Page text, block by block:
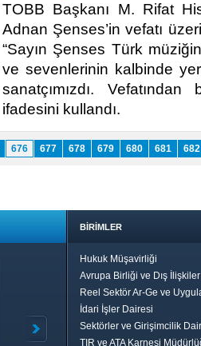
TOBB Başkanı M. Rifat
Adnan Şenses’in vefatı
“Sayın Şenses Türk
ve sevenlerinin kalbinde
sanatçımızdı.
ifadesini kullandı.​
676 677 678 679 680 681 682
BİRİMLER
Hukuk Müşavirliği
Avrupa Birliği ve Dış
Reel Sektör Ar-Ge ve
İdari İşler Dairesi
Sektörler ve Girişimcilik
TIR ve ATA Karnesi